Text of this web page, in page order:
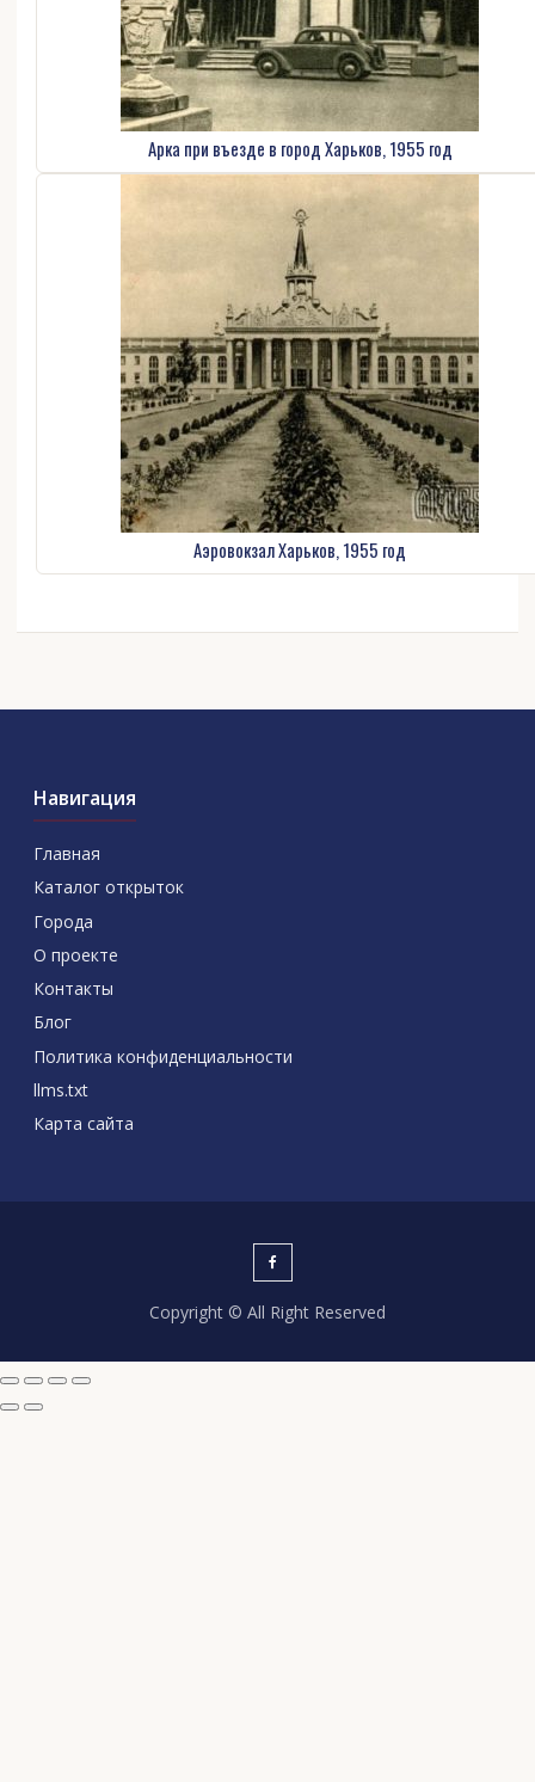
Арка при въезде в город Харьков, 1955 год
Аэровокзал Харьков, 1955 год
Навигация
Главная
Каталог открыток
Города
О проекте
Контакты
Блог
Политика конфиденциальности
llms.txt
Карта сайта
Copyright © All Right Reserved